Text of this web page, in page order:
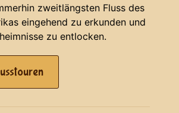
zweitlängsten Fluss des
eingehend zu erkunden und
zu entlocken.